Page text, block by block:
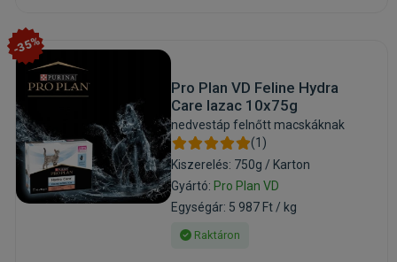
-35%
Pro Plan VD Feline Hydra
Care lazac 10x75g
nedvestáp felnőtt macskáknak
(1)
Kiszerelés: 750g / Karton
Gyártó: Pro Plan VD
Egységár: 5 987 Ft / kg
Raktáron